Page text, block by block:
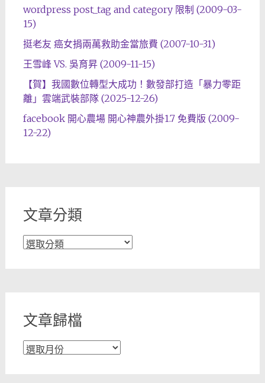
wordpress post_tag and category 限制 (2009-03-
15)
挺老友 癌女捐兩萬救助金當旅費 (2007-10-31)
王雪峰 VS. 吳育昇 (2009-11-15)
【賀】我國數位轉型大成功！數發部打造「暴力零距
離」雲端武裝部隊 (2025-12-26)
facebook 開心農場 開心神農外掛1.7 免費版 (2009-
12-22)
文章分類
文
文章歸檔
文